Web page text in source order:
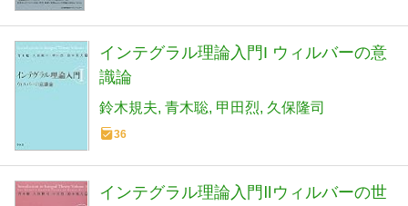
インテグラル理論入門I ウィルバーの意
識論
鈴木規夫 青木聡 甲田烈 久保隆司
36
インテグラル理論入門Ⅱウィルバーの世